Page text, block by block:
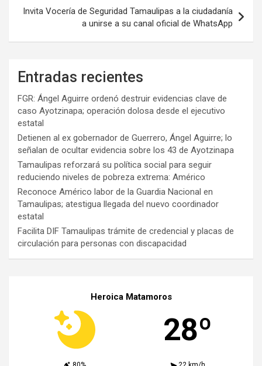
Invita Vocería de Seguridad Tamaulipas a la ciudadanía
a unirse a su canal oficial de WhatsApp
Entradas recientes
FGR: Ángel Aguirre ordenó destruir evidencias clave de
caso Ayotzinapa; operación dolosa desde el ejecutivo
estatal
Detienen al ex gobernador de Guerrero, Ángel Aguirre; lo
señalan de ocultar evidencia sobre los 43 de Ayotzinapa
Tamaulipas reforzará su política social para seguir
reduciendo niveles de pobreza extrema: Américo
Reconoce Américo labor de la Guardia Nacional en
Tamaulipas; atestigua llegada del nuevo coordinador
estatal
Facilita DIF Tamaulipas trámite de credencial y placas de
circulación para personas con discapacidad
Heroica Matamoros
28º